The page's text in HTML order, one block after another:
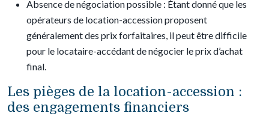
Absence de négociation possible : Étant donné que les
opérateurs de location-accession proposent
généralement des prix forfaitaires, il peut être difficile
pour le locataire-accédant de négocier le prix d’achat
final.
Les pièges de la location-accession :
des engagements financiers